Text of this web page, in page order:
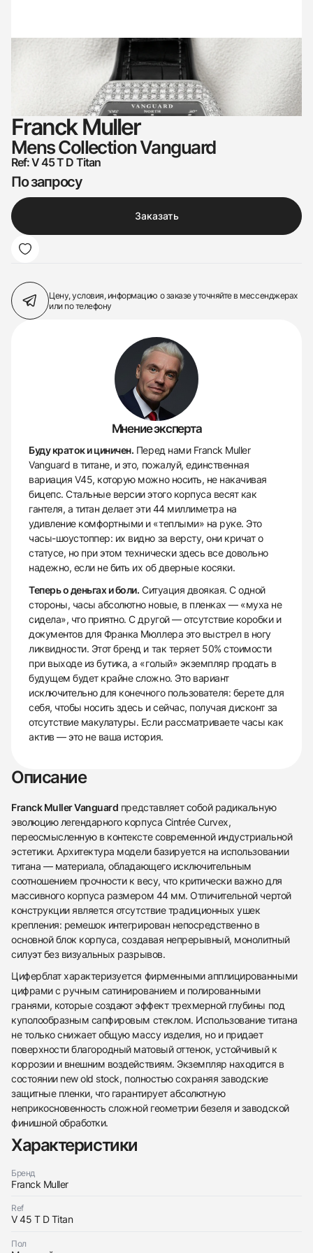
438
285
145
142
205
204
195
150
6
Franck Muller
Mens Collection Vanguard
Ref: V 45 T D Titan
По запросу
Заказать
Цену, условия, информацию о заказеуточняйте в мессенджерах
или по телефону
Мнение эксперта
Буду краток и циничен. Перед нами Franck Muller
Vanguard в титане, и это, пожалуй, единственная
вариация V45, которую можно носить, не накачивая
бицепс. Стальные версии этого корпуса весят как
гантеля, а титан делает эти 44 миллиметра на
удивление комфортными и «теплыми» на руке. Это
часы-шоустоппер: их видно за версту, они кричат о
статусе, но при этом технически здесь все довольно
надежно, если не бить их об дверные косяки.
Теперь о деньгах и боли. Ситуация двоякая. С одной
стороны, часы абсолютно новые, в пленках — «муха не
сидела», что приятно. С другой — отсутствие коробки и
документов для Франка Мюллера это выстрел в ногу
ликвидности. Этот бренд и так теряет 50% стоимости
при выходе из бутика, а «голый» экземпляр продать в
будущем будет крайне сложно. Это вариант
исключительно для конечного пользователя: берете для
себя, чтобы носить здесь и сейчас, получая дисконт за
отсутствие макулатуры. Если рассматриваете часы как
актив — это не ваша история.
Описание
Franck Muller Vanguard представляет собой радикальную
эволюцию легендарного корпуса Cintrée Curvex,
переосмысленную в контексте современной индустриальной
эстетики. Архитектура модели базируется на использовании
титана — материала, обладающего исключительным
соотношением прочности к весу, что критически важно для
массивного корпуса размером 44 мм. Отличительной чертой
конструкции является отсутствие традиционных ушек
крепления: ремешок интегрирован непосредственно в
основной блок корпуса, создавая непрерывный, монолитный
силуэт без визуальных разрывов.
Циферблат характеризуется фирменными апплицированными
цифрами с ручным сатинированием и полированными
гранями, которые создают эффект трехмерной глубины под
куполообразным сапфировым стеклом. Использование титана
не только снижает общую массу изделия, но и придает
поверхности благородный матовый оттенок, устойчивый к
коррозии и внешним воздействиям. Экземпляр находится в
состоянии new old stock, полностью сохраняя заводские
защитные пленки, что гарантирует абсолютную
неприкосновенность сложной геометрии безеля и заводской
финишной обработки.
Характеристики
Бренд
Franck Muller
Ref
V 45 T D Titan
Пол
Оставьте ваши контактные данные и мы свяжемся
Трейд-ин часов
с вами
Franck Muller